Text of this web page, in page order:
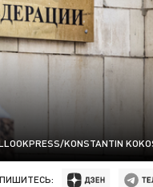
KONSTANTIN